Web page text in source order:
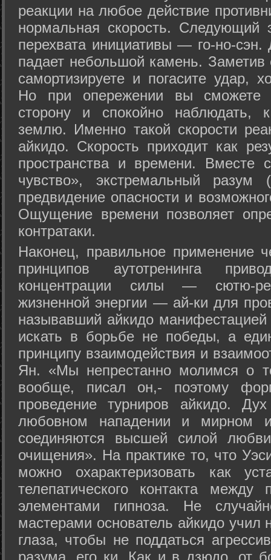
реакции на любое действие
нормальная скорость.
перехвата инициативы — го-но-
падает небольшой камень.
самортизируете и погасите удар,
Но при опережении вы сможете
сторону и спокойно наблюдать,
землю. Именно такой скорости
айкидо. Скорость приходит как
пространства и времени. Вместе
чувство», экстремальный разум
предвидение опасности и
Ощущение времени позволяет
контратаки.
Наконец, правильное применение
принципов аутотренинга
концентрации силы — сютю-
жизненной энергии — ай-ки для
называвший айкидо
искать в борьбе не победы, а
принципу взаимодействия и
Ян. «Мы непрестанно молимся о
вообще, писал он,- поэтому
проведение турниров айкидо.
любовном нападении и мирном
соединяются высшей силой
очищения». На практике то, что
можно охарактеризовать как
телепатического контакта между
элементами гипноза. Не
мастерами основатель айкидо учил
глаза, чтобы не поддаться
разума, его ки. Как и в дзюдо, от